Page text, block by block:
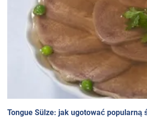
Tongue Sülze: jak ugotować